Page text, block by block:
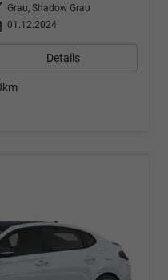
Grau, Shadow Grau
01.12.2024
Details